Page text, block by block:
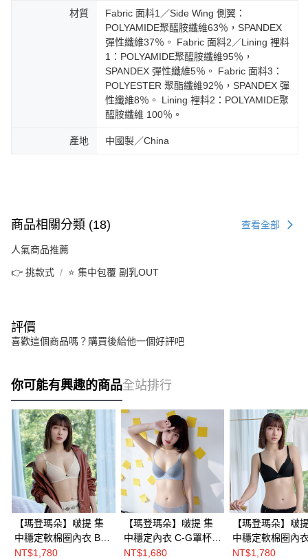
材質
Fabric 面料1／Side Wing 側翼：
POLYAMIDE聚醯胺纖維63％，SPANDEX
彈性纖維37％。 Fabric 面料2／Lining 裡料
1：POLYAMIDE聚醯胺纖維95％，
SPANDEX 彈性纖維5％。 Fabric 面料3：
POLYESTER 聚酯纖維92％，SPANDEX 彈
性纖維8％。 Lining 裡料2：POLYAMIDE聚
醯胺纖維 100％。
產地 中國製／China
商品相關分類 (18) 查看全部
人氣商品推薦
👉 挑款式 ⭐ 集中包覆 副乳OUT
評價
喜歡這個商品嗎？購買後給他一個好評吧
你可能有興趣的商品全站排行
【瑪登瑪朵】啵提 集
中穩定軟棉圈內衣 B-F
罩杯(香草膚)
NT$1,780
【瑪登瑪朵】啵提 集
中穩定內衣 C-G罩杯
(冰河藍)
NT$1,680
【瑪登瑪朵】啵
中穩定軟棉圈內
罩杯(黑)
NT$1,780